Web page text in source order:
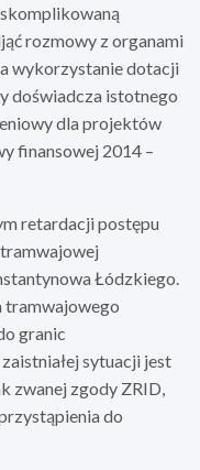
rozmowy z organami
wykorzystanie dotacji
doświadcza istotnego
dla projektów
finansowej 2014 –
retardacji postępu
Łódzkiego.
tramwajowego
granic
sytuacji jest
zwanej zgody ZRID,
do